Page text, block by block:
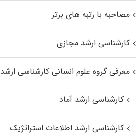
مصاحبه با رتبه های برتر
کارشناسی ارشد مجازی
معرفی گروه علوم انسانی کارشناسی ارشد
کارشناسی ارشد آماد
کارشناسی ارشد اطلاعات استراتژیک